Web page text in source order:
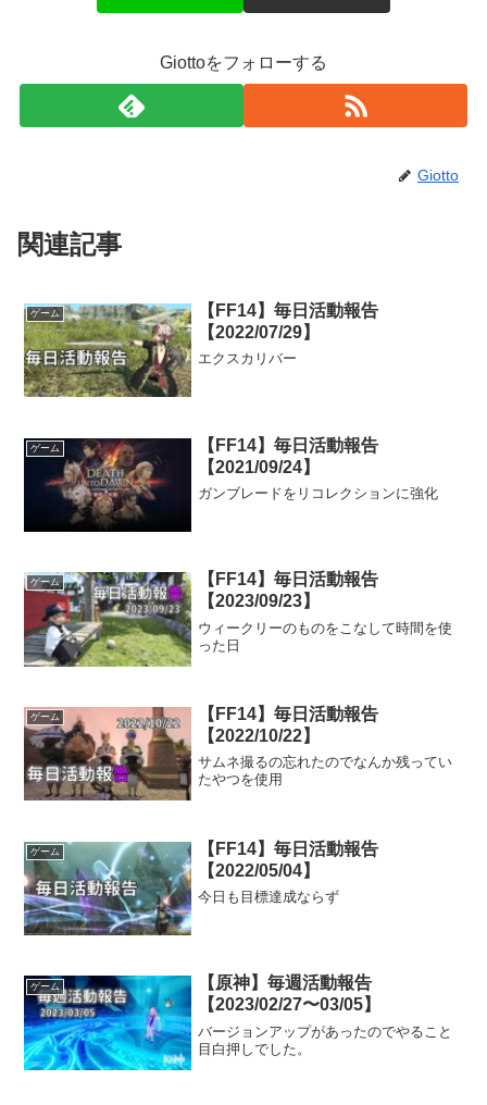
Giottoをフォローする
Giotto
関連記事
ゲーム
【FF14】毎日活動報告
【2022/07/29】
エクスカリバー
ゲーム
【FF14】毎日活動報告
【2021/09/24】
ガンブレードをリコレクションに強化
ゲーム
【FF14】毎日活動報告
【2023/09/23】
ウィークリーのものをこなして時間を使
った日
ゲーム
【FF14】毎日活動報告
【2022/10/22】
サムネ撮るの忘れたのでなんか残ってい
たやつを使用
ゲーム
【FF14】毎日活動報告
【2022/05/04】
今日も目標達成ならず
ゲーム
【原神】毎週活動報告
【2023/02/27〜03/05】
バージョンアップがあったのでやること
目白押しでした。